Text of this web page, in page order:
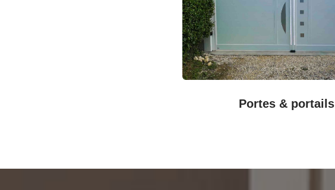
Portes & portails